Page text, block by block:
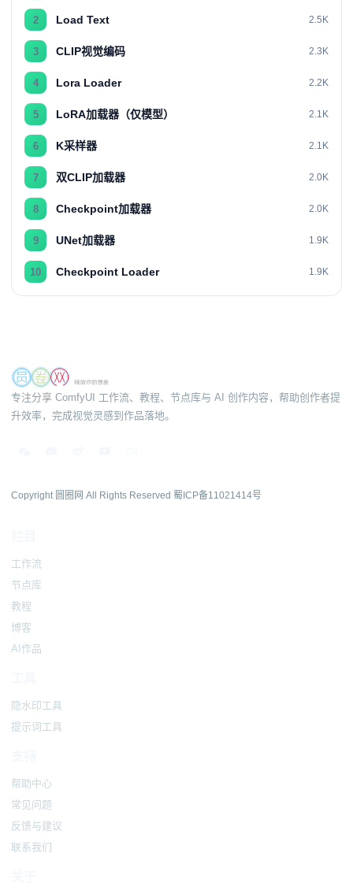
2 Load Text 2.5K
3 CLIP视觉编码 2.3K
4 Lora Loader 2.2K
5 LoRA加载器（仅模型） 2.1K
6 K采样器 2.1K
7 双CLIP加载器 2.0K
8 Checkpoint加载器 2.0K
9 UNet加载器 1.9K
10 Checkpoint Loader 1.9K
专注分享 ComfyUI 工作流、教程、节点库与 AI 创作内容，帮助创作者提
升效率，完成视觉灵感到作品落地。
Copyright 圆圈网 All Rights Reserved 蜀ICP备11021414号
工作流
节点库
教程
博客
AI作品
隐水印工具
提示词工具
帮助中心
常见问题
反馈与建议
联系我们